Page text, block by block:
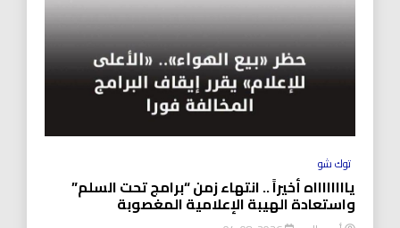
توك شو
يااااااااه أخيراً .. انتهاء زمن “برامج تحت السلم”
واستعادة الهيبة الإعلامية المغصوبة